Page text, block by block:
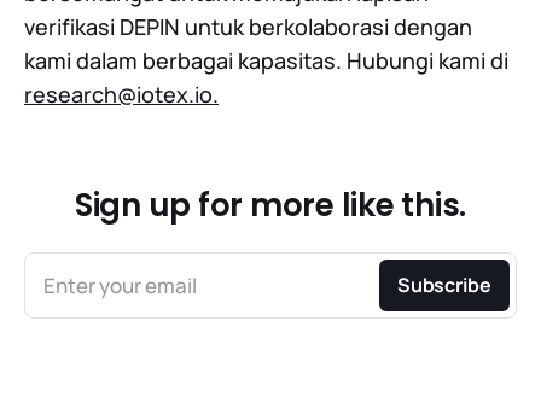
verifikasi DEPIN untuk berkolaborasi dengan
kami dalam berbagai kapasitas. Hubungi kami di
research@iotex.io.
Sign up for more like this.
Enter your email Subscribe